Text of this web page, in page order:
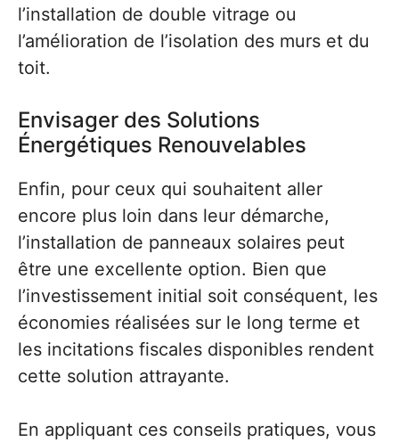
l’installation de double vitrage ou
l’amélioration de l’isolation des murs et du
toit.
Envisager des Solutions
Énergétiques Renouvelables
Enfin, pour ceux qui souhaitent aller
encore plus loin dans leur démarche,
l’installation de panneaux solaires peut
être une excellente option. Bien que
l’investissement initial soit conséquent, les
économies réalisées sur le long terme et
les incitations fiscales disponibles rendent
cette solution attrayante.
En appliquant ces conseils pratiques, vous